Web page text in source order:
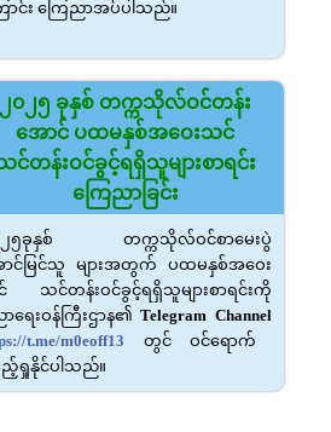
ာင်း ကြေညာအပ်ပါသည်။
၂၀၂၅ ခုနှစ် တက္ကသိုလ်ဝင်တန်း
အောင် ပထမနှစ်အဝေးသင်
င်တန်းဝင်ခွင့်ရရှိသူများစာရင်း
ကြေညာခြင်း
၂၅ခုနှစ် တက္ကသိုလ်ဝင်စာမေးပွဲ
င်မြင်သူ များအတွက် ပထမနှစ်အဝေး
သင်တန်းဝင်ခွင့်ရရှိသူများစာရင်းကို
ရေးဝန်ကြီးဌာန၏Telegram Channel
t.me/m0eoff13 တွင် ဝင်ရောက်
ည့်ရှုနိုင်ပါသည်။